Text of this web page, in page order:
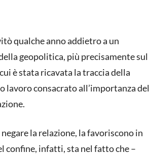
qualche anno addietro a un
geopolitica, più precisamente sul
è stata ricavata la traccia della
lavoro consacrato all’importanza del
la relazione, la favoriscono in
confine, infatti, sta nel fatto che –